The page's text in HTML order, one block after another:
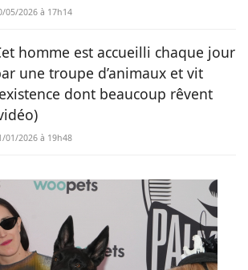
05/2026 à 17h14
homme est accueilli chaque jour
une troupe d’animaux et vit
dont beaucoup rêvent
01/2026 à 19h48